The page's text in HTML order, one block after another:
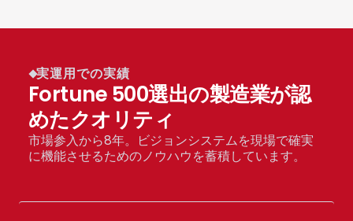
実運用での実績
Fortune 500選出の製造業が認
めたクオリティ
市場参入から8年。ビジョンシステムを現場で確実
に機能させるためのノウハウを蓄積しています。